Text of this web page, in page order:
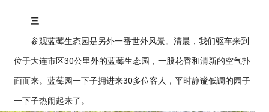
三
参观蓝莓生态园是另外一番世外风景。清晨，我们驱车来到
位于大连市区30公里外的蓝莓生态园，一股花香和清新的空气扑
面而来。蓝莓园一下子拥进来30多位客人，平时静谧低调的园子
一下子热闹起来了。